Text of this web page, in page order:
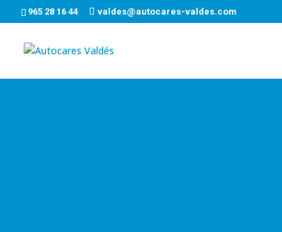
965 28 16 44 valdes@autocares-valdes.com